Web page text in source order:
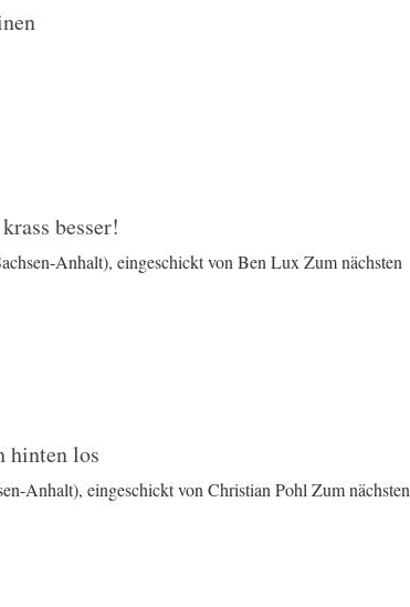
besser!
Anhalt), eingeschickt von Ben Lux Zum nächsten
hinten los
Anhalt), eingeschickt von Christian Pohl Zum nächsten